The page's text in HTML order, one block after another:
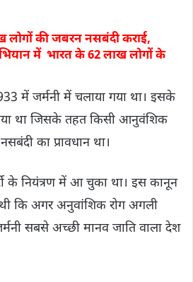
लोगों की जबरन नसबंदी कराई,
में भारत के 62 लाख लोगों के
में जर्मनी में चलाया गया था। इसके
था जिसके तहत किसी आनुवंशिक
का प्रावधान था।
के नियंत्रण में आ चुका था। इस कानून
कि अगर अनुवांशिक रोग अगली
सबसे अच्छी मानव जाति वाला देश